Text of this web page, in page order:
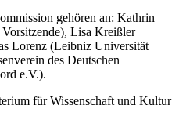
gehören an: Kathrin
Lisa Kreißler
Lorenz (Leibniz Universität
des Deutschen
e.V.).
für Wissenschaft und Kultur